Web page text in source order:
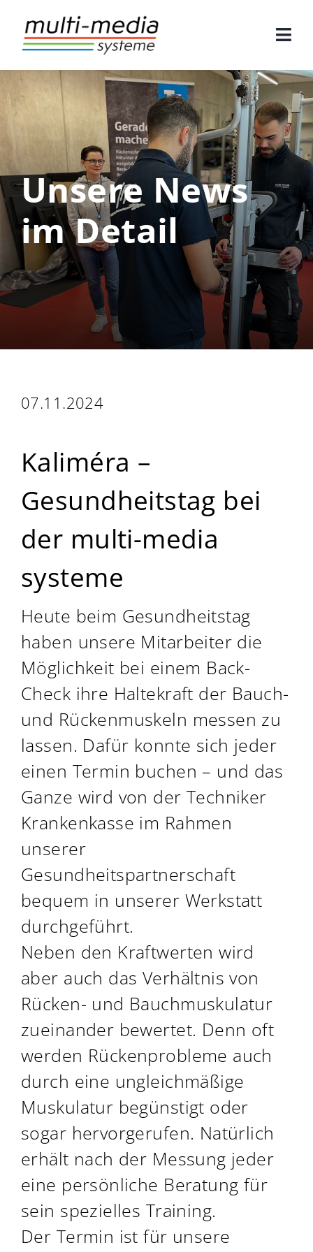
Zum
Inhalt
springen
Unsere News
im Detail
07.11.2024
Kaliméra –
Gesundheitstag bei
der multi-media
systeme
Heute beim Gesundheitstag
haben unsere Mitarbeiter die
Möglichkeit bei einem Back-
Check ihre Haltekraft der Bauch-
und Rückenmuskeln messen zu
lassen. Dafür konnte sich jeder
einen Termin buchen – und das
Ganze wird von der Techniker
Krankenkasse im Rahmen
unserer
Gesundheitspartnerschaft
bequem in unserer Werkstatt
durchgeführt.
Neben den Kraftwerten wird
aber auch das Verhältnis von
Rücken- und Bauchmuskulatur
zueinander bewertet. Denn oft
werden Rückenprobleme auch
durch eine ungleichmäßige
Muskulatur begünstigt oder
sogar hervorgerufen. Natürlich
erhält nach der Messung jeder
eine persönliche Beratung für
sein spezielles Training.
Der Termin ist für unsere